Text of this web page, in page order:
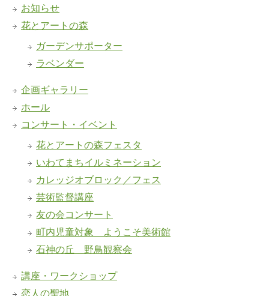
お知らせ
花とアートの森
ガーデンサポーター
ラベンダー
企画ギャラリー
ホール
コンサート・イベント
花とアートの森フェスタ
いわてまちイルミネーション
カレッジオブロック／フェス
芸術監督講座
友の会コンサート
町内児童対象 ようこそ美術館
石神の丘 野鳥観察会
講座・ワークショップ
恋人の聖地